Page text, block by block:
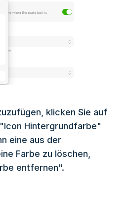
klicken Sie auf
Hintergrundfarbe"
eine aus der
Farbe zu löschen,
entfernen".